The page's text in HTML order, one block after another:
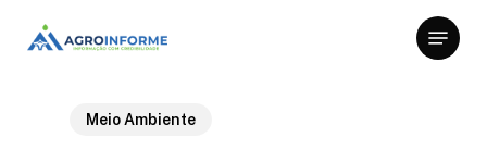
Menu
Meio Ambiente